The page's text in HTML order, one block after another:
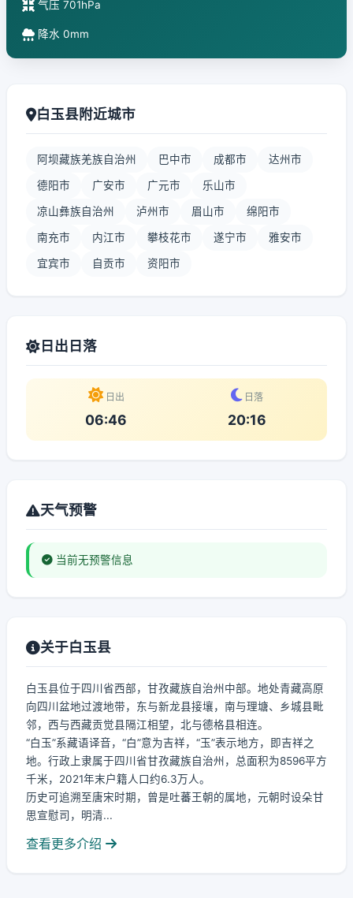
气压 701hPa
降水 0mm
白玉县附近城市
阿坝藏族羌族自治州 巴中市 成都市 达州市
德阳市 广安市 广元市 乐山市
凉山彝族自治州 泸州市 眉山市 绵阳市
南充市 内江市 攀枝花市 遂宁市 雅安市
宜宾市 自贡市 资阳市
日出日落
日出
06:46
日落
20:16
天气预警
当前无预警信息
关于白玉县
白玉县位于四川省西部，甘孜藏族自治州中部。地处青藏高原
向四川盆地过渡地带，东与新龙县接壤，南与理塘、乡城县毗
邻，西与西藏贡觉县隔江相望，北与德格县相连。
“白玉”系藏语译音，“白”意为吉祥，“玉”表示地方，即吉祥之
地。行政上隶属于四川省甘孜藏族自治州，总面积为8596平方
千米，2021年末户籍人口约6.3万人。
历史可追溯至唐宋时期，曾是吐蕃王朝的属地，元朝时设朵甘
思宣慰司，明清...
查看更多介绍